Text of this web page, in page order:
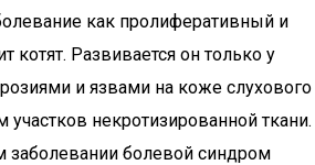
как пролиферативный и
котят. Развивается он только у
и язвами на коже слухового
участков некротизированной ткани.
заболевании болевой синдром